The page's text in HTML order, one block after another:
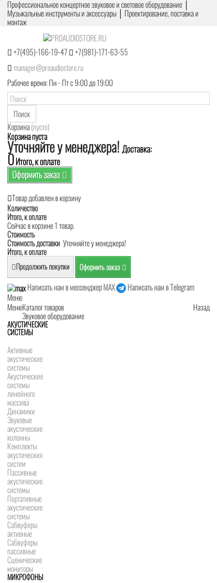
Профессиональное концертное звуковое и световое оборудование │
Музыкальные инструменты и аксессуары │ Проектирование, поставка и
монтаж
+7(495)-166-19-47
+7(981)-171-63-55
manager@proaudiostore.ru
Рабочее время: Пн - Пт с 9:00 до 19:00
Поиск
Корзина(пусто)
Корзина пуста
Уточняйте у менеджера! Доставка:
0Итого, к оплате
Оформить заказ
Товар добавлен в корзину
Количество
Итого, к оплате
Сейчас в корзине 1 товар.
Стоимость
Стоимость доставки Уточняйте у менеджера!
Итого, к оплате
Продолжить покупки Оформить заказ
Написать нам в мессенджер MAX
Написать нам в Telegram
Меню
Меню
Назад
Каталог товаров
Звуковое оборудование
АКУСТИЧЕСКИЕ
СИСТЕМЫ
Активные
акустические
системы
Акустические
системы
линейного
массива
Динамики
Звуковые
акустические
колонны
Комплекты
акустических
систем
Пассивные
акустические
системы
Портативные
акустические
системы
Сабвуферы
активные
Сабвуферы
пассивные
Сценические
мониторы
МИКРОФОНЫ